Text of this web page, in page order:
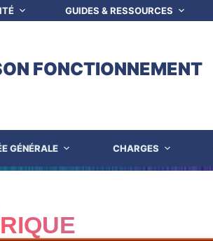
GUIDES & RESSOURCES
FONCTIONNEMENT
GÉNÉRALE CHARGES